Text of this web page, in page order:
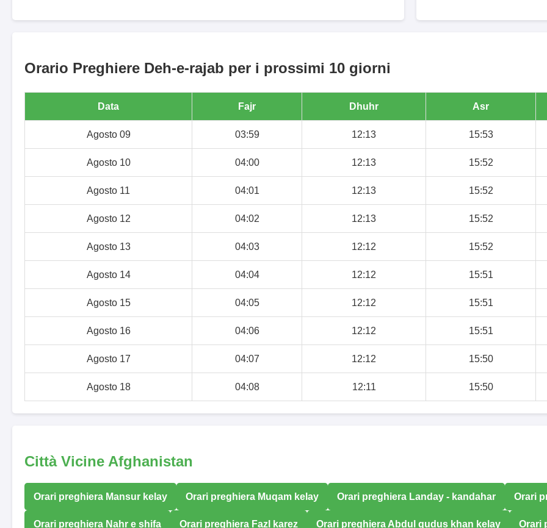
Orario Preghiere Deh-e-rajab per i prossimi 10 giorni
Data Fajr Dhuhr Asr
Agosto 09 03:59 12:13 15:53
Agosto 10 04:00 12:13 15:52
Agosto 11 04:01 12:13 15:52
Agosto 12 04:02 12:13 15:52
Agosto 13 04:03 12:12 15:52
Agosto 14 04:04 12:12 15:51
Agosto 15 04:05 12:12 15:51
Agosto 16 04:06 12:12 15:51
Agosto 17 04:07 12:12 15:50
Agosto 18 04:08 12:11 15:50
Città Vicine Afghanistan
Orari preghiera Mansur kelay Orari preghiera Muqam kelay Orari preghiera Landay - kandahar Orari
Orari preghiera Nahr e shifa Orari preghiera Fazl karez Orari preghiera Abdul qudus khan kelay Orari